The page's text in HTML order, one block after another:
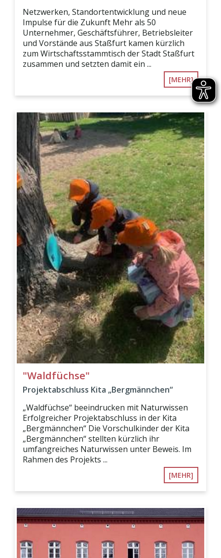
Netzwerken, Standortentwicklung und neue
Impulse für die Zukunft Mehr als 50
Unternehmer, Geschäftsführer, Betriebsleiter
und Vorstände aus Staßfurt kamen kürzlich
zum Wirtschaftsstammtisch der Stadt Staßfurt
zusammen und setzten damit ein ...
[MEHR]
"Waldfüchse"
Projektabschluss Kita „Bergmännchen“
„Waldfüchse“ beeindrucken mit Naturwissen
Erfolgreicher Projektabschluss in der Kita
„Bergmännchen“ Die Vorschulkinder der Kita
„Bergmännchen“ stellten kürzlich ihr
umfangreiches Naturwissen unter Beweis. Im
Rahmen des Projekts ...
[MEHR]